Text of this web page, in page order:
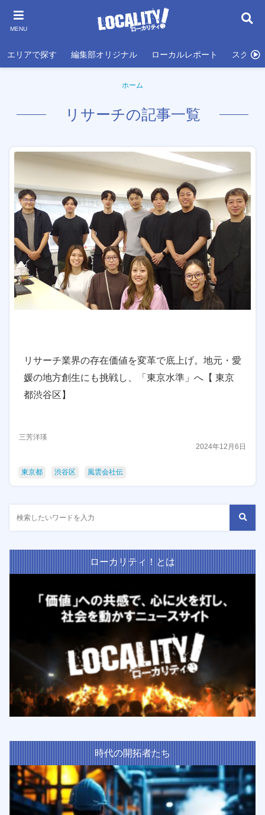
MENU
エリアで探す 編集部オリジナル ローカルレポート スクール
ホーム
リサーチの記事一覧
リサーチ業界の存在価値を変革で底上げ。地元・愛
媛の地方創生にも挑戦し、「東京水準」へ【 東京
都渋谷区】
三芳洋瑛
2024年12月6日
東京都 渋谷区 風雲会社伝
ローカリティ！とは
時代の開拓者たち